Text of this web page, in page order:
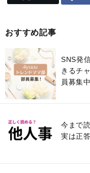
おすすめ記事
SNS発
きるチ
員募集中
今まで
実は正